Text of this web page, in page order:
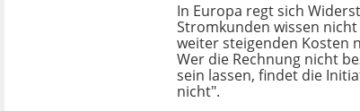
In Europa regt sich
Stromkunden wissen
weiter steigenden Kosten
Wer die Rechnung nicht
sein lassen, findet die
nicht".